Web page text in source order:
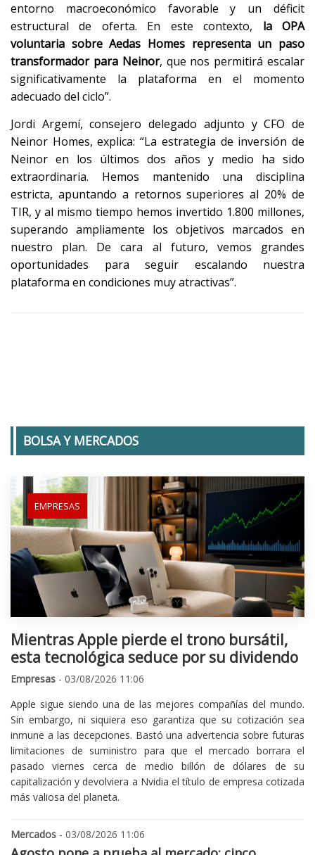
entorno macroeconómico favorable y un déficit
estructural de oferta. En este contexto, la OPA
voluntaria sobre Aedas Homes representa un paso
transformador para Neinor, que nos permitirá escalar
significativamente la plataforma en el momento
adecuado del ciclo”.
Jordi Argemí, consejero delegado adjunto y CFO de
Neinor Homes, explica: “La estrategia de inversión de
Neinor en los últimos dos años y medio ha sido
extraordinaria. Hemos mantenido una disciplina
estricta, apuntando a retornos superiores al 20% de
TIR, y al mismo tiempo hemos invertido 1.800 millones,
superando ampliamente los objetivos marcados en
nuestro plan. De cara al futuro, vemos grandes
oportunidades para seguir escalando nuestra
plataforma en condiciones muy atractivas”.
BOLSA Y MERCADOS
EMPRESAS
Mientras Apple pierde el trono bursátil,
esta tecnológica seduce por su dividendo
Empresas - 03/08/2026 11:06
Apple sigue siendo una de las mejores compañías del mundo.
Sin embargo, ni siquiera eso garantiza que su cotización sea
inmune a las decepciones. Bastó una advertencia sobre futuras
limitaciones de suministro para que el mercado borrara el
pasado viernes cerca de medio billón de dólares de su
capitalización y devolviera a Nvidia el título de empresa cotizada
más valiosa del planeta.
Mercados - 03/08/2026 11:06